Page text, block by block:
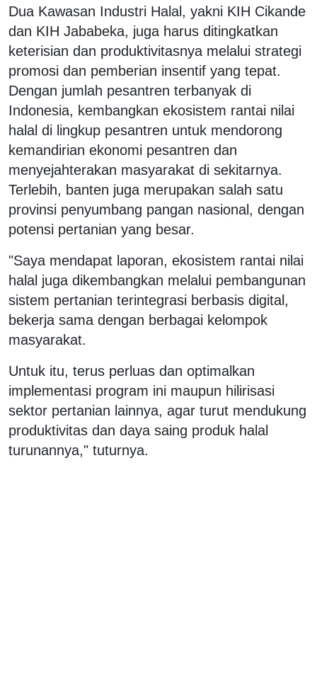
Dua Kawasan Industri Halal, yakni KIH Cikande
dan KIH Jababeka, juga harus ditingkatkan
keterisian dan produktivitasnya melalui strategi
promosi dan pemberian insentif yang tepat.
Dengan jumlah pesantren terbanyak di
Indonesia, kembangkan ekosistem rantai nilai
halal di lingkup pesantren untuk mendorong
kemandirian ekonomi pesantren dan
menyejahterakan masyarakat di sekitarnya.
Terlebih, banten juga merupakan salah satu
provinsi penyumbang pangan nasional, dengan
potensi pertanian yang besar.
"Saya mendapat laporan, ekosistem rantai nilai
halal juga dikembangkan melalui pembangunan
sistem pertanian terintegrasi berbasis digital,
bekerja sama dengan berbagai kelompok
masyarakat.
Untuk itu, terus perluas dan optimalkan
implementasi program ini maupun hilirisasi
sektor pertanian lainnya, agar turut mendukung
produktivitas dan daya saing produk halal
turunannya," tuturnya.